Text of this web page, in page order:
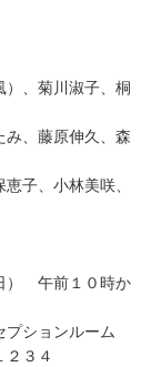
、菊川淑子、桐
、藤原伸久、森
子、小林美咲、
） 午前１０時か
ションルーム
４